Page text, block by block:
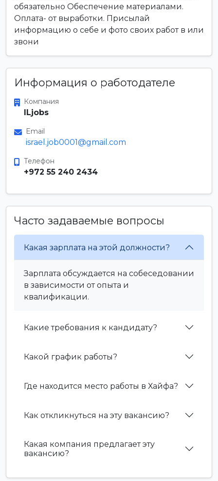
обязательно Обеспечение материалами.
Оплата- от выработки. Присылай
информацию о себе и фото своих работ в или
звони
Информация о работодателе
Компания
ILjobs
Email
israel.job0001@gmail.com
Телефон
+972 55 240 2434
Часто задаваемые вопросы
Какая зарплата на этой должности?
Зарплата обсуждается на собеседовании
в зависимости от опыта и
квалификации.
Какие требования к кандидату?
Какой график работы?
Где находится место работы в Хайфа?
Как откликнуться на эту вакансию?
Какая компания предлагает эту
вакансию?